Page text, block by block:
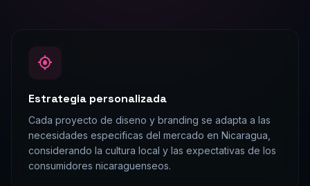
Cada proyecto de diseno y branding se adapta a las
necesidades especificas del mercado en Nicaragua,
considerando la cultura local y las expectativas de los
consumidores nicaraguenseos.